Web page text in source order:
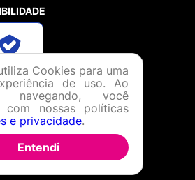
Cookies para uma
de uso. Ao
navegando, você
com nossas políticas
e privacidade.
Entendi